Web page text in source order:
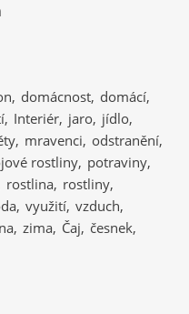
domácnost domácí
Interiér jaro jídlo
mravenci odstranění
rostliny potraviny
rostlina rostliny
využití vzduch
zima Čaj česnek